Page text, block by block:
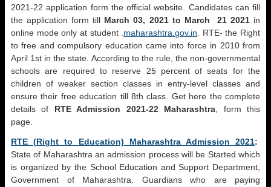
2021-22 application form the official website. Candidates can fill
the application form till March 03, 2021 to March 21 2021in
online mode only at student . maharashtra.gov.in . RTE- the Right
to free and compulsory education came into force in 2010 from
April 1st in the state. According to the rule, the non-governmental
schools are required to reserve 25 percent of seats for the
children of weaker section classes in entry-level classes and
ensure their free education till 8th class. Get here the complete
details of RTE Admission 2021-22 Maharashtra , form this
page.
RTE (Right to Education) Maharashtra Admission 2021:
State of Maharashtra an admission process will be Started which
is organized by the School Education and Support Department,
Government of Maharashtra. Guardians who are paying